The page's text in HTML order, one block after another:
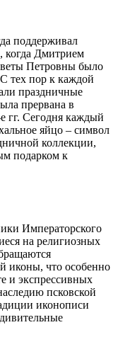
поддерживал
когда Дмитрием
Петровны было
тех пор к каждой
праздничные
прервана в
гг. Сегодня каждый
яйцо – символ
коллекции,
подарком к
Императорского
на религиозных
иконы, что особенно
и экспрессивных
псковской
иконописи